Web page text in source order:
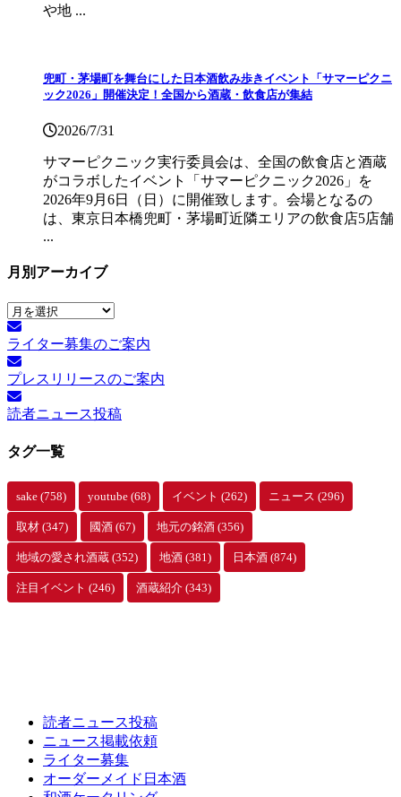
や地 ...
兜町・茅場町を舞台にした日本酒飲み歩きイベント「サマーピクニ
ック2026」開催決定！全国から酒蔵・飲食店が集結
2026/7/31
サマーピクニック実⾏委員会は、全国の飲⾷店と酒蔵
がコラボしたイベント「サマーピクニック2026」を
2026年9月6日（日）に開催致します。会場となるの
は、東京日本橋兜町・茅場町近隣エリアの飲食店5店舗
...
月別アーカイブ
月
別
ア
ー
カ
イ
ブ
ライター募集のご案内
プレスリリースのご案内
読者ニュース投稿
タグ一覧
sake (758) youtube (68) イベント (262) ニュース (296)
取材 (347) 國酒 (67) 地元の銘酒 (356)
地域の愛され酒蔵 (352) 地酒 (381) 日本酒 (874)
注目イベント (246) 酒蔵紹介 (343)
読者ニュース投稿
ニュース掲載依頼
ライター募集
オーダーメイド日本酒